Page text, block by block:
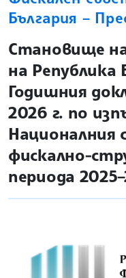
България –
site.bta
Становище
на Република
Годишния
2026 г. по
Националния
фискално-
периода